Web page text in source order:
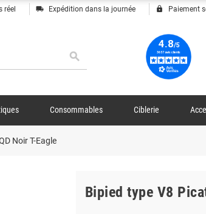
réel local_shipping Expédition dans la journée lock Paiement
search
Consommables Ciblerie
Noir T-Eagle
Bipied type V8